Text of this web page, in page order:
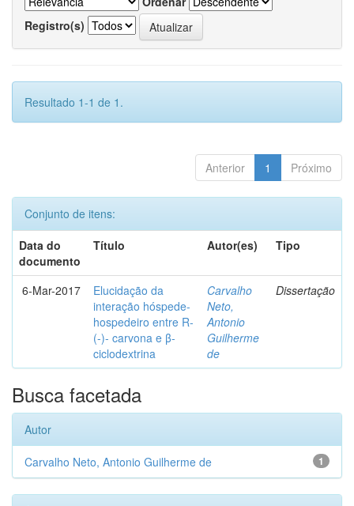
Registro(s)
Resultado 1-1 de 1.
Anterior 1 Próximo
Conjunto de itens:
Data do
documento
Título Autor(es) Tipo
6-Mar-2017
Elucidação da
interação hóspede-
hospedeiro entre R-
(-)- carvona e β-
ciclodextrina
Carvalho
Neto,
Antonio
Guilherme
de
Dissertação
Busca facetada
Autor
1
Carvalho Neto, Antonio Guilherme de